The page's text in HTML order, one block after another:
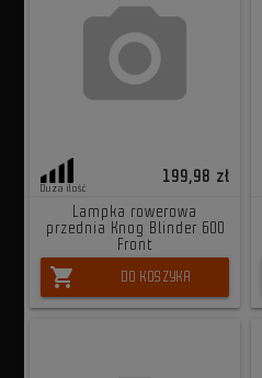
Duża ilość
199,98 zł
Lampka rowerowa
przednia Knog Blinder 600
Front
shopping_cart DO KOSZYKA